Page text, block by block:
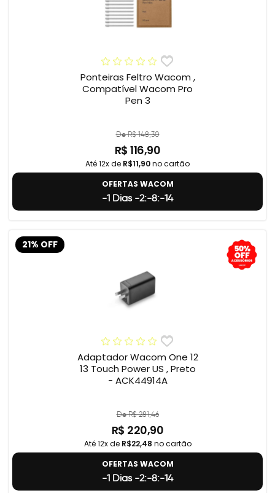
Ponteiras Feltro Wacom ,
Compatível Wacom Pro
Pen 3
De R$ 148,30
R$ 116,90
Até 12x de R$11,90no cartão
OFERTAS WACOM
-1 Dias -2:-8:-15
21% OFF
Adaptador Wacom One 12
13 Touch Power US , Preto
- ACK44914A
De R$ 281,46
R$ 220,90
Até 12x de R$22,48 no cartão
OFERTAS WACOM
-1 Dias -2:-8:-15